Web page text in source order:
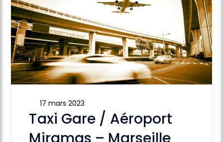
17 mars 2023
Taxi Gare / Aéroport